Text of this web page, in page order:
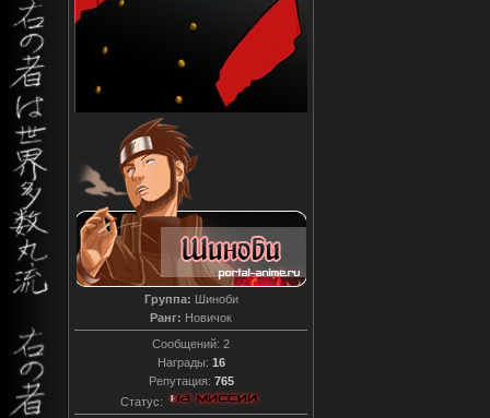
Группа: Шиноби
Ранг: Новичок
Сообщений: 2
Награды: 16
Репутация: 765
Статус: